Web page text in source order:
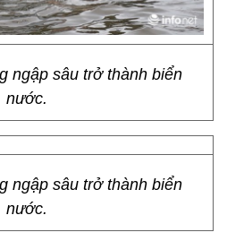
ngập sâu trở thành biển
nước.
ngập sâu trở thành biển
nước.